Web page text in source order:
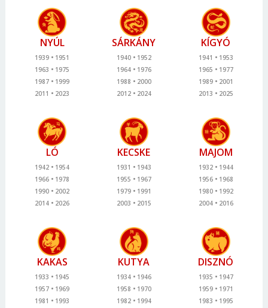
NYÚL
1939
1951
1963
1975
1987
1999
2011
2023
SÁRKÁNY
1940
1952
1964
1976
1988
2000
2012
2024
KÍGYÓ
1941
1953
1965
1977
1989
2001
2013
2025
LÓ
1942
1954
1966
1978
1990
2002
2014
2026
KECSKE
1931
1943
1955
1967
1979
1991
2003
2015
MAJOM
1932
1944
1956
1968
1980
1992
2004
2016
KAKAS
1933
1945
1957
1969
1981
1993
KUTYA
1934
1946
1958
1970
1982
1994
DISZNÓ
1935
1947
1959
1971
1983
1995